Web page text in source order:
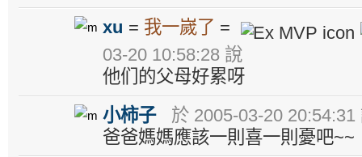
xu = 我一嵗了 =
03-20 10:58:28 說
他们的父母好累呀
小柿子
於 2005-03-20 20:54:31
爸爸媽媽應該一則喜一則憂吧~~